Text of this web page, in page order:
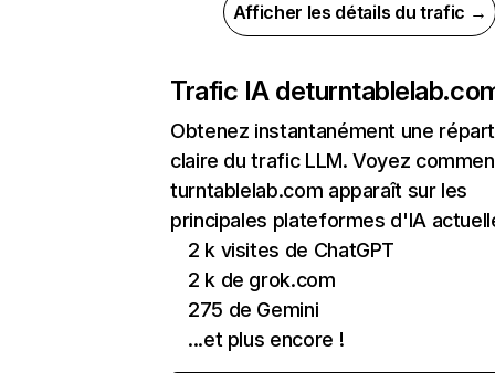
Afficher les détails du trafic →
Trafic IA de
Obtenez instantanément une
claire du trafic LLM. Voyez
turntablelab.com apparaît sur les
principales plateformes d'IA
2 k visites de ChatGPT
2 k de grok.com
275 de Gemini
...et plus encore !